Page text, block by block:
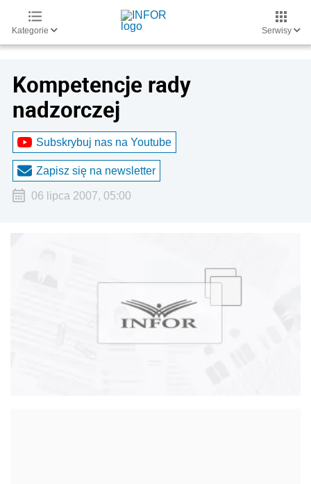
Kategorie Serwisy
Kompetencje rady
nadzorczej
Subskrybuj nas na Youtube
Zapisz się na newsletter
06 lipca 2007, 05:00